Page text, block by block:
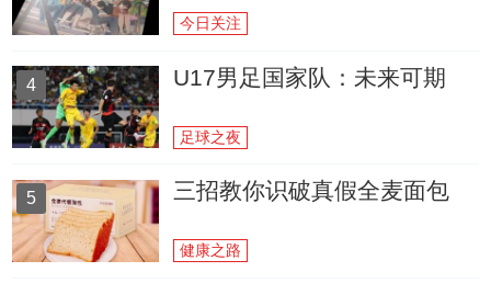
今日关注
4 U17男足国家队：未来可期
足球之夜
5 三招教你识破真假全麦面包
健康之路